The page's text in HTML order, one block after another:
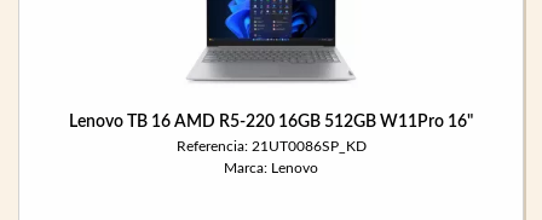
Lenovo TB 16 AMD R5-220 16GB 512GB W11Pro 16"
Referencia: 21UT0086SP_KD
Marca: Lenovo